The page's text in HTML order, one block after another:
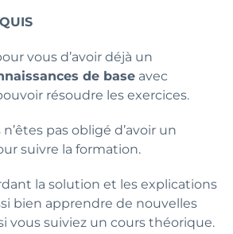
vous d’avoir déjà un
de base avec
résoudre les exercices.
pas obligé d’avoir un
suivre la formation.
la solution et les explications
bien apprendre de nouvelles
vous suiviez un cours théorique.